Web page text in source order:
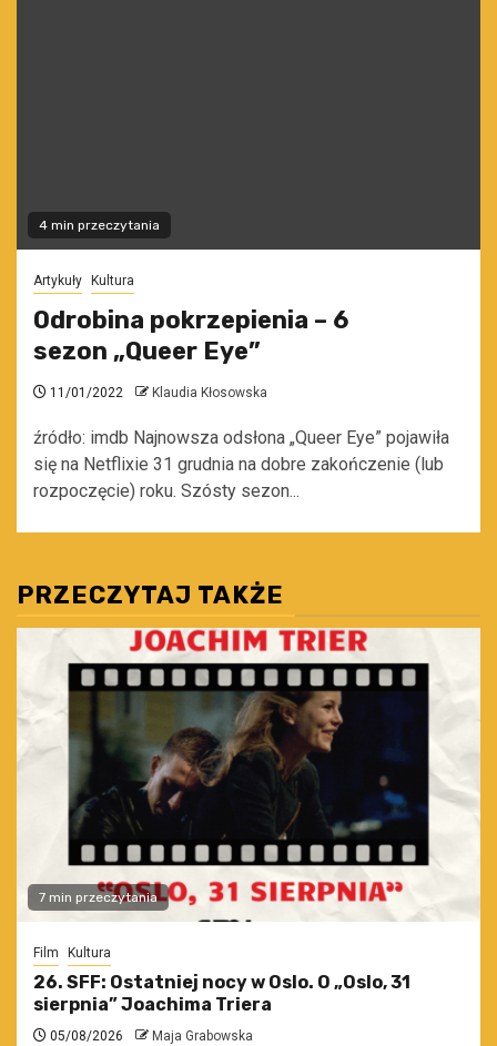
4 min przeczytania
Artykuły Kultura
Odrobina pokrzepienia – 6
sezon „Queer Eye”
11/01/2022 Klaudia Kłosowska
źródło: imdb Najnowsza odsłona „Queer Eye” pojawiła
się na Netflixie 31 grudnia na dobre zakończenie (lub
rozpoczęcie) roku. Szósty sezon...
PRZECZYTAJ TAKŻE
7 min przeczytania
Film Kultura
26. SFF: Ostatniej nocy w Oslo. O „Oslo, 31
sierpnia” Joachima Triera
05/08/2026 Maja Grabowska